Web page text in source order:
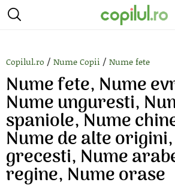
Copilul.ro / Nume Copii / Nume fete
Nume fete, Nume
Nume unguresti,
spaniole, Nume
Nume de alte
grecesti, Nume
regine, Nume orase